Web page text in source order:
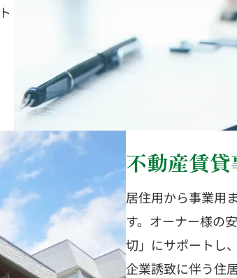
不動産賃貸
居住用から事業用
す。オーナー様の
切」にサポートし
企業誘致に伴う住